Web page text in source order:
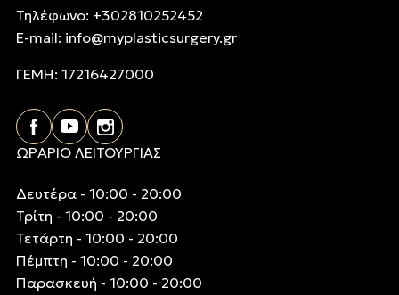
Τηλέφωνo: +302810252452
E-mail: info@myplasticsurgery.gr
ΓΕΜΗ: 17216427000
ΩΡΑΡΙΟ ΛΕΙΤΟΥΡΓΙΑΣ
Δευτέρα - 10:00 - 20:00
Τρίτη - 10:00 - 20:00
Τετάρτη - 10:00 - 20:00
Πέμπτη - 10:00 - 20:00
Παρασκευή - 10:00 - 20:00